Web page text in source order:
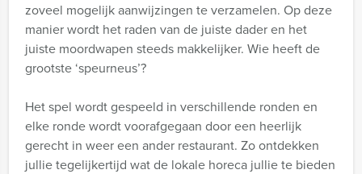
zoveel mogelijk aanwijzingen te verzamelen. Op deze
manier wordt het raden van de juiste dader en het
juiste moordwapen steeds makkelijker. Wie heeft de
grootste ‘speurneus’?
Het spel wordt gespeeld in verschillende ronden en
elke ronde wordt voorafgegaan door een heerlijk
gerecht in weer een ander restaurant. Zo ontdekken
jullie tegelijkertijd wat de lokale horeca jullie te bieden